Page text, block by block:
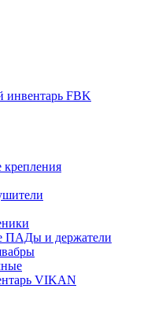
инвентарь FBK
ПАДы и держатели
VIKAN